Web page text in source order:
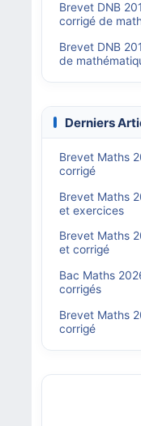
Brevet DNB
corrigé de
Brevet DNB
de
Derniers
Brevet Maths
corrigé
Brevet Maths
et exercices
Brevet Maths
et corrigé
Bac Maths
corrigés
Brevet Maths
corrigé